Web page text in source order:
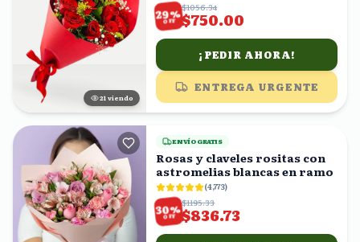
20 viendo
29%
OFF
$1056.34
$750.00
¡PEDIR AHORA!
ENTREGA URGENTE
ENVÍO GRATIS
Rosas y claveles rositas con
astromelias blancas en ramo
(4,773)
30%
OFF
$1195.33
$836.73